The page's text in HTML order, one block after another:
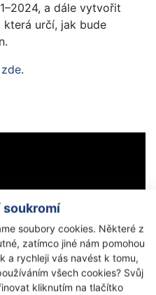
soukromí
soubory cookies. Některé z
zatímco jiné nám pomohou
a rychleji vás navést k tomu,
všech cookies? Svůj
kliknutím na tlačítko
a dále vytvořit
určí, jak bude
zde.